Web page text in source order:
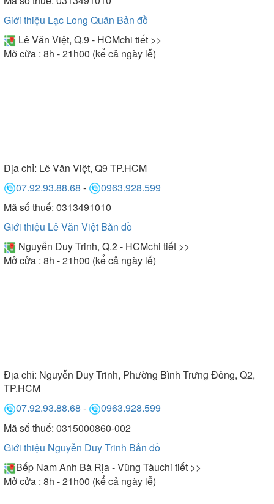
Giới thiệu Lạc Long Quân Bản đồ
Lê Văn Việt, Q.9 - HCMchi tiết >>
Mở cửa : 8h - 21h00 (kể cả ngày lễ)
Địa chỉ: Lê Văn Việt, Q9 TP.HCM
07.92.93.88.68 -
0963.928.599
Mã số thuế: 0313491010
Giới thiệu Lê Văn Việt Bản đồ
Nguyễn Duy Trinh, Q.2 - HCMchi tiết >>
Mở cửa : 8h - 21h00 (kể cả ngày lễ)
Địa chỉ: Nguyễn Duy Trinh, Phường Bình Trưng Đông, Q2,
TP.HCM
07.92.93.88.68 -
0963.928.599
Mã số thuế: 0315000860-002
Giới thiệu Nguyễn Duy Trinh Bản đồ
Bếp Nam Anh Bà Rịa - Vũng Tàuchi tiết >>
Mở cửa : 8h - 21h00 (kể cả ngày lễ)